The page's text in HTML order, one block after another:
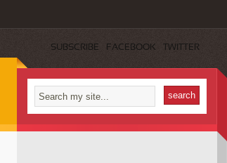
SUBSCRIBE FACEBOOK TWITTER